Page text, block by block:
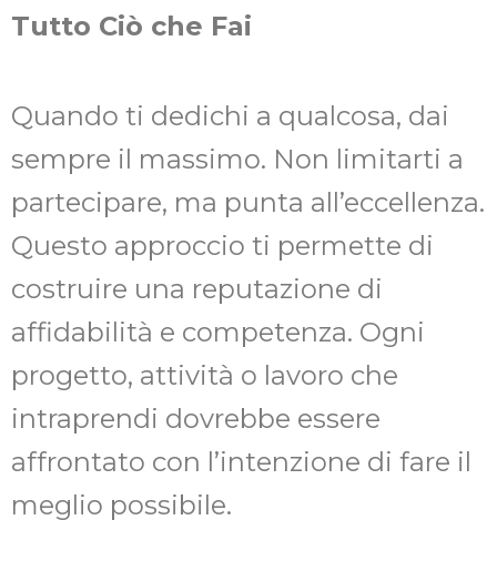
Tutto Ciò che Fai
Quando ti dedichi a qualcosa, dai
sempre il massimo. Non limitarti a
partecipare, ma punta all’eccellenza.
Questo approccio ti permette di
costruire una reputazione di
affidabilità e competenza. Ogni
progetto, attività o lavoro che
intraprendi dovrebbe essere
affrontato con l’intenzione di fare il
meglio possibile.